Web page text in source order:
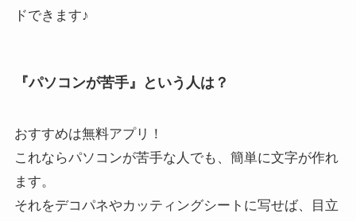
ドできます♪
『パソコンが苦手』という人は？
おすすめは無料アプリ！
これならパソコンが苦手な人でも、簡単に文字が作れ
ます。
それをデコパネやカッティングシートに写せば、目立